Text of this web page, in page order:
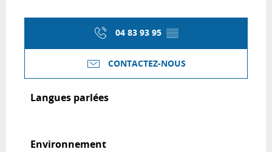
04 83 93 95 ▒▒
CONTACTEZ-NOUS
Langues parlées
Langues parlées
Environnement
Environnement